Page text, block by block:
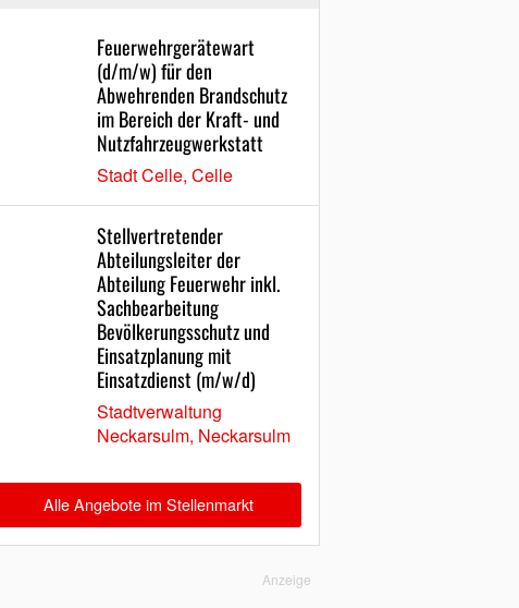
Feuerwehrgerätewart
(d/m/w) für den
Abwehrenden Brandschutz
im Bereich der Kraft- und
Nutzfahrzeugwerkstatt
Stadt Celle, Celle
Stellvertretender
Abteilungsleiter der
Abteilung Feuerwehr inkl.
Sachbearbeitung
Bevölkerungsschutz und
Einsatzplanung mit
Einsatzdienst (m/w/d)
Stadtverwaltung
Neckarsulm, Neckarsulm
Alle Angebote im Stellenmarkt
Anzeige